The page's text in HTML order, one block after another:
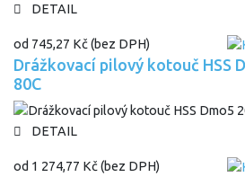
DETAIL
od 745,27 Kč (bez DPH)
Drážkovací pilový kotouč HSS
80C
DETAIL
od 1 274,77 Kč(bez DPH)